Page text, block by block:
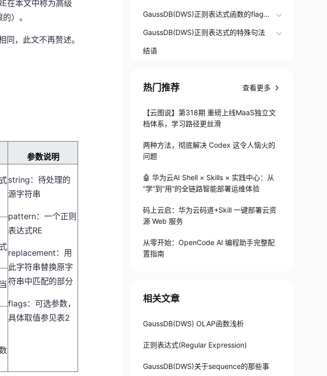
在本文中称为高级
）。
，此文不再赘述。
参数说明
string：待处理的
源字符串
pattern：一个正则
表达式RE
replacement：用
此字符串替换原字
符串中匹配的部分
flags：可选参数，
具体取值参见表2
GaussDB(DWS)正则表达式函数的flags
参数详解
GaussDB(DWS)正则表达式的特殊句法
结语
热门推荐 查看更多
【云图说】第318期 重磅上线MaaS独立文
档体系，学习路径更丝滑
两种方法，彻底解决 Codex 这令人恼火的
问题
🤖 华为云AI Shell × Skills × 实践中心：从
“学”到“用”的全链路智能部署运维体验
码上云启：华为云码道+Skill 一键部署云资
源 Web 服务
从零开始：OpenCode AI 编程助手完整配
置指南
相关文章
GaussDB(DWS) OLAP函数浅析
正则表达式(Regular Expression)
GaussDB(DWS)关于sequence的那些事